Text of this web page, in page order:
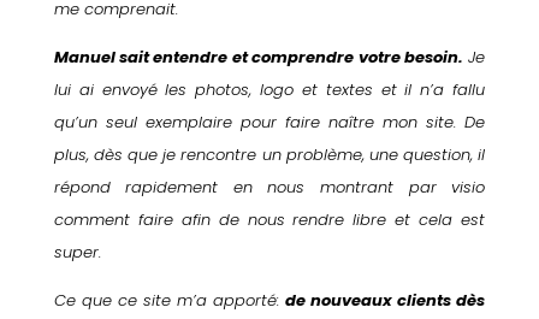
me comprenait.
Manuel sait entendre et comprendre votre besoin. Je
lui ai envoyé les photos, logo et textes et il n’a fallu
qu’un seul exemplaire pour faire naître mon site. De
plus, dès que je rencontre un problème, une question, il
répond rapidement en nous montrant par visio
comment faire afin de nous rendre libre et cela est
super.
Ce que ce site m’a apporté:de nouveaux clients dès